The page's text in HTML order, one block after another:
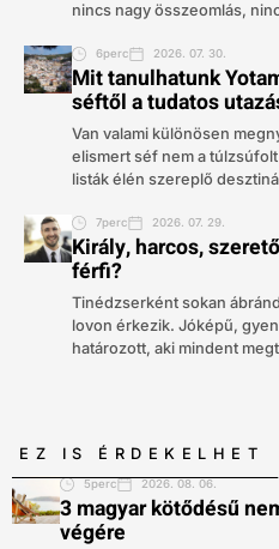
nincs nagy összeomlás,
6perc 2026. 07. 30.
Mit tanulhatunk
séftől a tudatos
Van valami különösen
elismert séf nem a
listák élén szereplő
7perc 2026. 07. 29.
Király, harcos,
férfi?
Tinédzserként sokan
lovon érkezik. Jóképű,
határozott, aki mindent
EZ IS ÉRDEKELHET
5perc 2026. 08. 06.
3 magyar kötődésű
végére